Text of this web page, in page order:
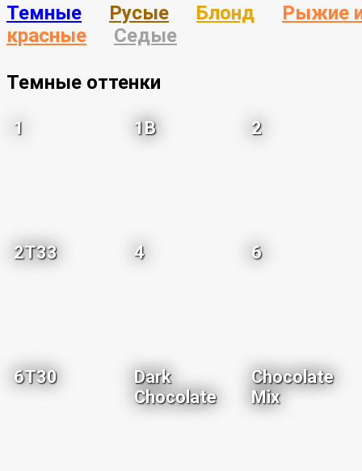
Темные Русые Блонд
Рыжие
красные
Седые
Темные оттенки
1 1B 2
2T33 4 6
6T30
Dark
Chocolate
Chocolate
Mix